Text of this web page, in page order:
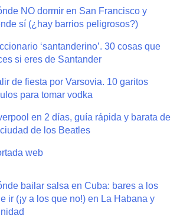
NO dormir en San Francisco y
sí (¿hay barrios peligrosos?)
‘santanderino’. 30 cosas que
si eres de Santander
de fiesta por Varsovia. 10 garitos
para tomar vodka
en 2 días, guía rápida y barata de
ciudad de los Beatles
web
bailar salsa en Cuba: bares a los
ir (¡y a los que no!) en La Habana y